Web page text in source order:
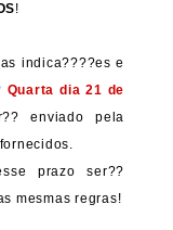
!
indica????es e
Quarta dia 21 de
enviado pela
prazo ser??
mesmas regras!